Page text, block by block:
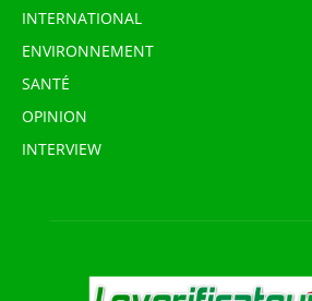
INTERNATIONAL
ENVIRONNEMENT
SANTÉ
OPINION
INTERVIEW